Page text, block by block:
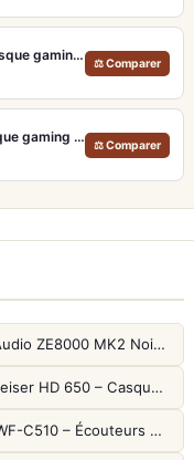
Audeze Maxwell 2 PlayStation – Casque gaming planaire haute fidélité et autonomie 80h
⚖ Comparer
Audeze Maxwell PlayStation – Casque gaming planaire haute fidélité
⚖ Comparer
Final Audio ZE8000 MK2 Noir – Écouteurs True Wireless audiophiles 8K Sound
Sennheiser HD 650 – Casque audiophile ouvert pour l'écoute analytique
Sony WF-C510 – Écouteurs True Wireless compacts, autonomie 22h et multipoint